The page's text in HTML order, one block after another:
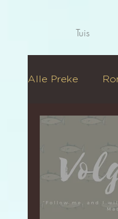
Tuis
Alle Preke